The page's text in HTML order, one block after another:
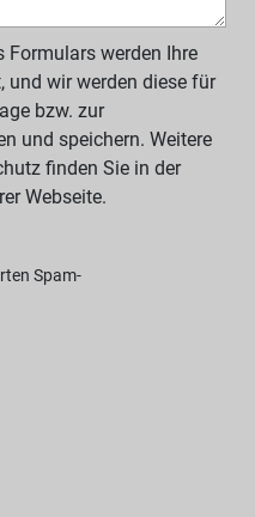
und wir werden diese für
bzw. zur
und speichern. Weitere
finden Sie in der
Webseite.